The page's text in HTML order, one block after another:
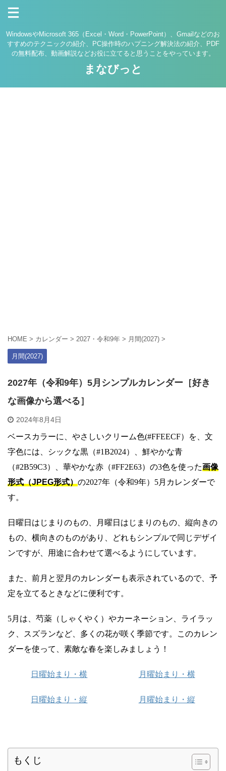
WindowsやMicrosoft 365（Excel・Word・PowerPoint）、Gmailなどのお
すすめのテクニックの紹介、PC操作時のハプニング解決法の紹介、PDF
の無料配布、動画解説などお役に立てると思うことをやっています。
まなびっと
HOME > カレンダー > 2027・令和9年 > 月間(2027) >
月間(2027)
2027年（令和9年）5月シンプルカレンダー［好き
な画像から選べる］
2024年8月4日
ベースカラーに、やさしいクリーム色(#FFEECF）を、文
字色には、シックな黒（#1B2024）、鮮やかな青
（#2B59C3）、華やかな赤（#FF2E63）の3色を使った画像
形式（JPEG形式）の2027年（令和9年）5月カレンダーで
す。
日曜日はじまりのもの、月曜日はじまりのもの、縦向きの
もの、横向きのものがあり、どれもシンプルで同じデザイ
ンですが、用途に合わせて選べるようにしています。
また、前月と翌月のカレンダーも表示されているので、予
定を立てるときなどに便利です。
5月は、芍薬（しゃくやく）やカーネーション、ライラッ
ク、スズランなど、多くの花が咲く季節です。このカレン
ダーを使って、素敵な春を楽しみましょう！
日曜始まり・横
日曜始まり・縦
月曜始まり・横
月曜始まり・縦
もくじ